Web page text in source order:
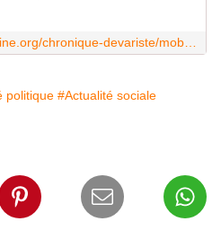
politique #Actualité sociale